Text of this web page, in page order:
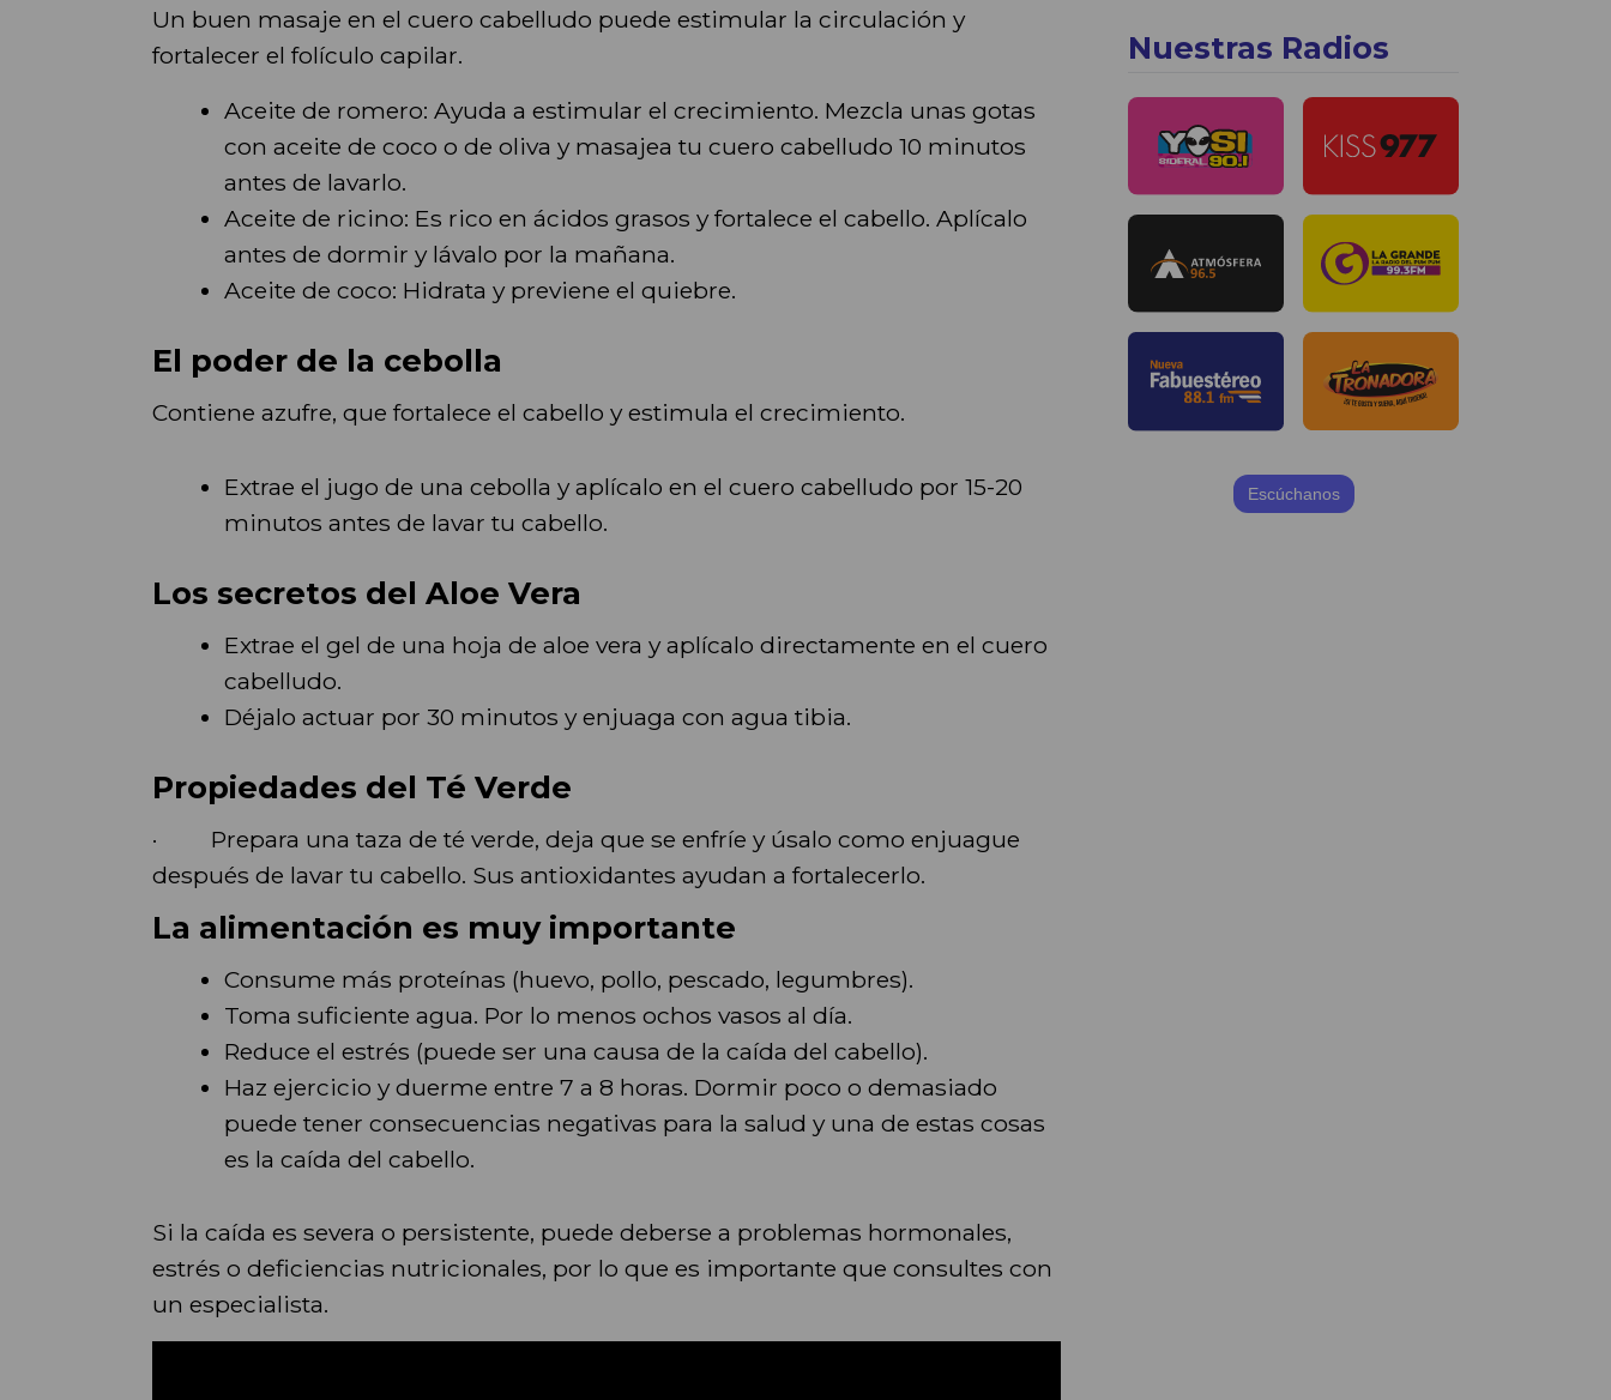
Un buen masaje en el cuero cabelludo puede estimular la circulación y
fortalecer el folículo capilar.
Aceite de romero: Ayuda a estimular el crecimiento. Mezcla unas gotas
con aceite de coco o de oliva y masajea tu cuero cabelludo 10 minutos
antes de lavarlo.
Aceite de ricino: Es rico en ácidos grasos y fortalece el cabello. Aplícalo
antes de dormir y lávalo por la mañana.
Aceite de coco: Hidrata y previene el quiebre.
El poder de la cebolla
Contiene azufre, que fortalece el cabello y estimula el crecimiento.
Extrae el jugo de una cebolla y aplícalo en el cuero cabelludo por 15-20
minutos antes de lavar tu cabello.
Los secretos del Aloe Vera
Extrae el gel de una hoja de aloe vera y aplícalo directamente en el cuero
cabelludo.
Déjalo actuar por 30 minutos y enjuaga con agua tibia.
Propiedades del Té Verde
· Prepara una taza de té verde, deja que se enfríe y úsalo como enjuague
después de lavar tu cabello. Sus antioxidantes ayudan a fortalecerlo.
La alimentación es muy importante
Consume más proteínas (huevo, pollo, pescado, legumbres).
Toma suficiente agua. Por lo menos ochos vasos al día.
Reduce el estrés (puede ser una causa de la caída del cabello).
Haz ejercicio y duerme entre 7 a 8 horas. Dormir poco o demasiado
puede tener consecuencias negativas para la salud y una de estas cosas
es la caída del cabello.
Si la caída es severa o persistente, puede deberse a problemas hormonales,
estrés o deficiencias nutricionales, por lo que es importante que consultes con
un especialista.
Nuestras Radios
Escúchanos